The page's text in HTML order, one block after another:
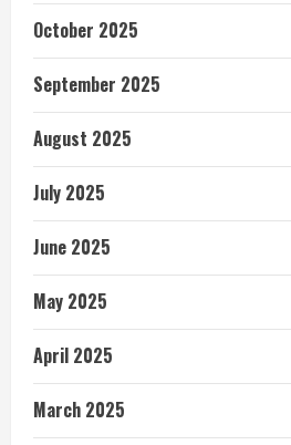
October 2025
September 2025
August 2025
July 2025
June 2025
May 2025
April 2025
March 2025